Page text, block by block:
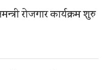
रोजगार कार्यक्रम शुरु